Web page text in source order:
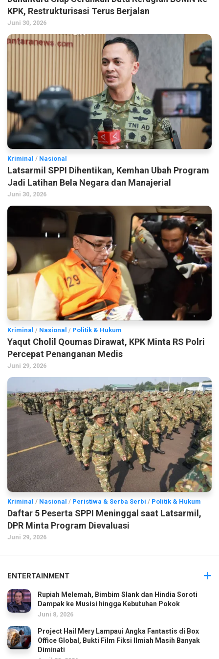
KPK, Restrukturisasi Terus Berjalan
Juni 30, 2026
Kriminal / Nasional
Latsarmil SPPI Dihentikan, Kemhan Ubah Program
Jadi Latihan Bela Negara dan Manajerial
Juni 30, 2026
Kriminal / Nasional / Politik & Hukum
Yaqut Cholil Qoumas Dirawat, KPK Minta RS Polri
Percepat Penanganan Medis
Juni 29, 2026
Kriminal / Nasional / Peristiwa & Serba Serbi / Politik & Hukum
Daftar 5 Peserta SPPI Meninggal saat Latsarmil,
DPR Minta Program Dievaluasi
Juni 29, 2026
ENTERTAINMENT
Rupiah Melemah, Bimbim Slank dan Hindia Soroti
Dampak ke Musisi hingga Kebutuhan Pokok
Juni 8, 2026
Project Hail Mery Lampaui Angka Fantastis di Box
Office Global, Bukti Film Fiksi Ilmiah Masih Banyak
Diminati